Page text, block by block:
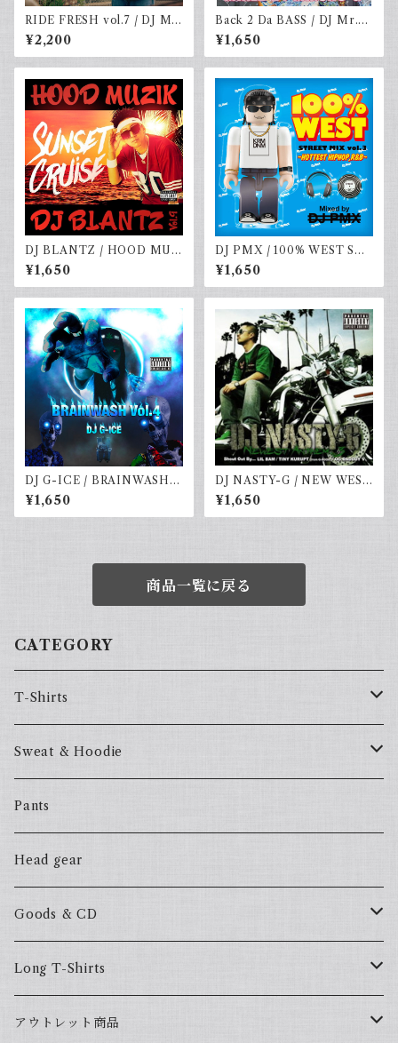
RIDE FRESH vol.7 / DJ MR
SHU-G & DJ☆GO
¥2,200
Back 2 Da BASS / DJ Mr.S
HU-G
¥1,650
DJ BLANTZ / HOOD MUZ
IK vol.9-SUNSET CRUISE
-
¥1,650
DJ PMX / 100% WEST STR
EET MIX vol.3 - HOTTES
T HIPHOP,R&B -
¥1,650
DJ G-ICE / BRAINWASH V
ol.4
¥1,650
DJ NASTY-G / NEW WEST
ANTHEM VOL.3
¥1,650
商品一覧に戻る
CATEGORY
T-Shirts
57Fake
ALL HOOD
HOODSTAR
BIG HOMIE
Sweat & Hoodie
57Fake
ALL HOOD
HOODSTAR
BIG HOMIE
Pants
Head gear
Goods & CD
Mix CD
YamaGata Playerz
Long T-Shirts
ALLHOOD
アウトレット商品